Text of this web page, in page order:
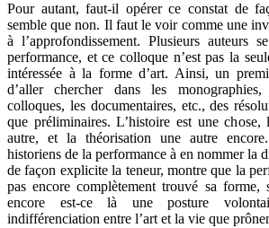
Pour autant, faut-il opérer ce constat de
semble que non. Il faut le voir comme une
à l’approfondissement. Plusieurs auteurs
performance, et ce colloque n’est pas la
intéressée à la forme d’art. Ainsi, un
d’aller chercher dans les
colloques, les documentaires, etc., des
que préliminaires. L’histoire est une
autre, et la théorisation une autre
historiens de la performance à en nommer la
de façon explicite la teneur, montre que la
pas encore complètement trouvé sa forme,
encore est-ce là une posture
indifférenciation entre l’art et la vie que